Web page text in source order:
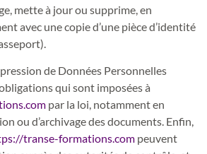
mette à jour ou supprime, en
avec une copie d’une pièce d’identité
de Données Personnelles
qui sont imposées à
par la loi, notamment en
ou d’archivage des documents. Enfin,
transe-formations.com peuvent